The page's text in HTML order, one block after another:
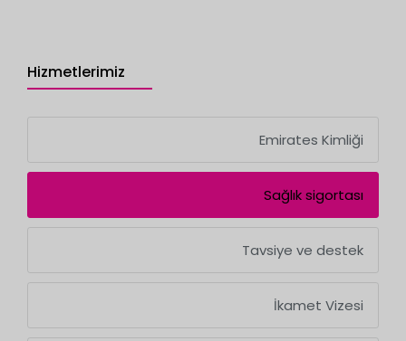
Hizmetlerimiz
Emirates Kimliği
Sağlık sigortası
Tavsiye ve destek
İkamet Vizesi